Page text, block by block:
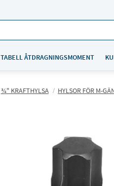
TABELL ÅTDRAGNINGSMOMENT
¾" KRAFTHYLSA HYLSOR FÖR M-